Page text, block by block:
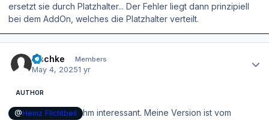
ersetzt sie durch Platzhalter... Der Fehler liegt dann prinzipiell
bei dem AddOn, welches die Platzhalter verteilt.
zischke Members
May 4, 20251 yr
AUTHOR
@Heinz Flichtbeil
hm interessant. Meine Version ist vom